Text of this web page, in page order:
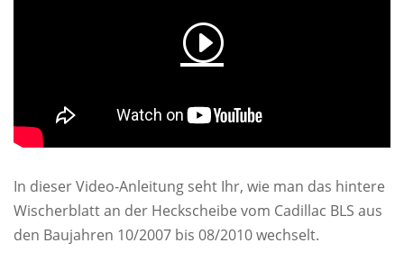
In dieser Video-Anleitung seht Ihr, wie man das hintere
Wischerblatt an der Heckscheibe vom Cadillac BLS aus
den Baujahren 10/2007 bis 08/2010 wechselt.